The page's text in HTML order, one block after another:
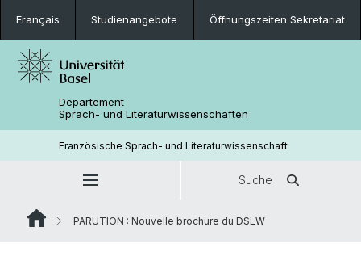
Français Studienangebote Öffnungszeiten Sekretariat
Departement
Sprach- und Literaturwissenschaften
Französische Sprach- und Literaturwissenschaft
Suche
PARUTION : Nouvelle brochure du DSLW